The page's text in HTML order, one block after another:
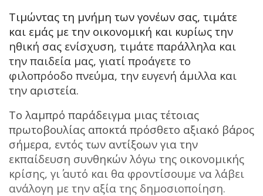
Τιμώντας τη μνήμη των γονέων σας, τιμάτε
και εμάς με την οικονομική και κυρίως την
ηθική σας ενίσχυση, τιμάτε παράλληλα και
την παιδεία μας, γιατί προάγετε το
φιλοπρόοδο πνεύμα, την ευγενή άμιλλα και
την αριστεία.
Το λαμπρό παράδειγμα μιας τέτοιας
πρωτοβουλίας αποκτά πρόσθετο αξιακό βάρος
σήμερα, εντός των αντίξοων για την
εκπαίδευση συνθηκών λόγω της οικονομικής
κρίσης, γι΄ αυτό και θα φροντίσουμε να λάβει
ανάλογη με την αξία της δημοσιοποίηση.